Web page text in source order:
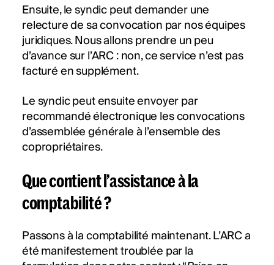
Ensuite, le syndic peut demander une
relecture de sa convocation par nos équipes
juridiques. Nous allons prendre un peu
d’avance sur l’ARC : non, ce service n’est pas
facturé en supplément.
Le syndic peut ensuite envoyer par
recommandé électronique les convocations
d’assemblée générale à l’ensemble des
copropriétaires.
Que contient l’assistance à la
comptabilité ?
Passons à la comptabilité maintenant. L’ARC a
été manifestement troublée par la